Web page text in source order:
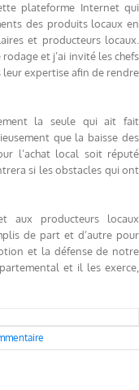
plateforme Internet qui
des produits locaux en
et producteurs locaux.
et j’ai invité les chefs
expertise afin de rendre
la seule qui ait fait
que la baisse des
l’achat local soit réputé
si les obstacles qui ont
aux producteurs locaux
de part et d’autre pour
et la défense de notre
et il les exerce,